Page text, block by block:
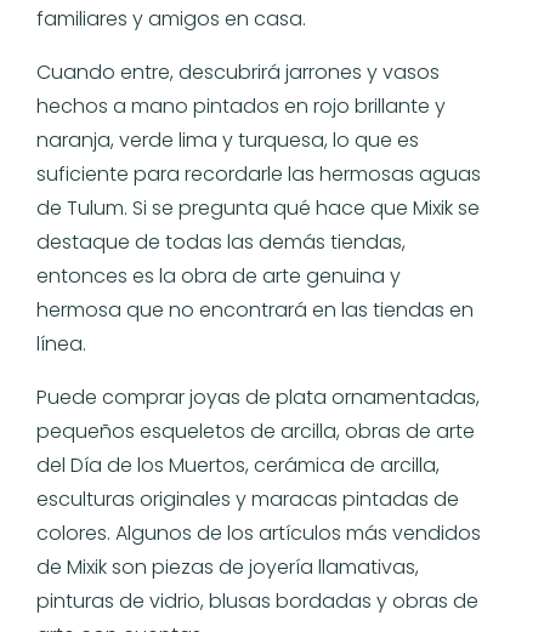
familiares y amigos en casa.
Cuando entre, descubrirá jarrones y vasos
hechos a mano pintados en rojo brillante y
naranja, verde lima y turquesa, lo que es
suficiente para recordarle las hermosas aguas
de Tulum. Si se pregunta qué hace que Mixik se
destaque de todas las demás tiendas,
entonces es la obra de arte genuina y
hermosa que no encontrará en las tiendas en
línea.
Puede comprar joyas de plata ornamentadas,
pequeños esqueletos de arcilla, obras de arte
del Día de los Muertos, cerámica de arcilla,
esculturas originales y maracas pintadas de
colores. Algunos de los artículos más vendidos
de Mixik son piezas de joyería llamativas,
pinturas de vidrio, blusas bordadas y obras de